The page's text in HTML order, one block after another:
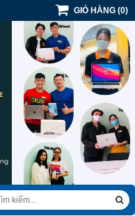
GIỎ HÀNG (0)